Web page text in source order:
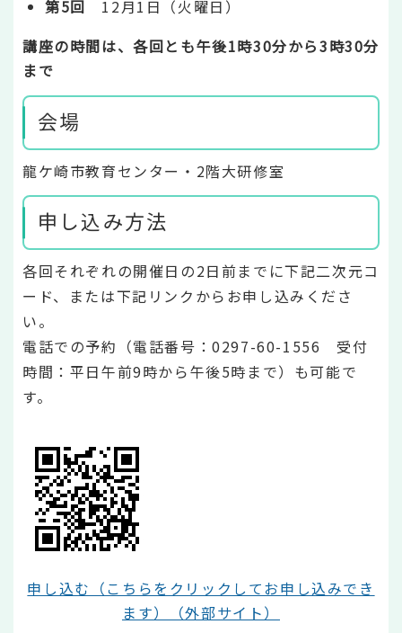
第5回 12月1日（火曜日）
講座の時間は、各回とも午後1時30分から3時30分
まで
会場
龍ケ崎市教育センター・2階大研修室
申し込み方法
各回それぞれの開催日の2日前までに下記二次元コ
ード、または下記リンクからお申し込みくださ
い。
電話での予約（電話番号：0297-60-1556 受付
時間：平日午前9時から午後5時まで）も可能で
す。
申し込む（こちらをクリックしてお申し込みでき
ます）（外部サイト）